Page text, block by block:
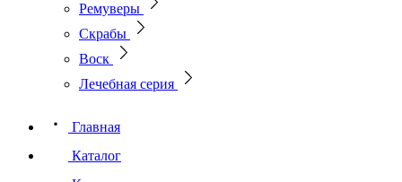
Ремуверы
Скрабы
Воск
Лечебная серия
Главная
Каталог